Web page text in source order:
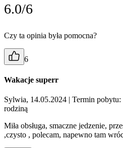
6.0/6
Czy ta opinia była pomocna?
6
Wakacje superr
Sylwia, 14.05.2024 | Termin
rodziną
Miła obsługa, smaczne jedzenie,
,czysto , polecam, napewno tam